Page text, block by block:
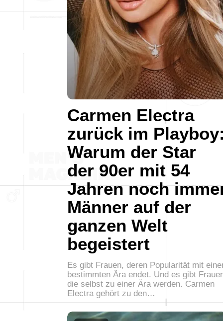
Carmen Electra
zurück im
Warum der Star
der 90er mit 54
Jahren noch
Männer auf der
ganzen Welt
begeistert
Es gibt Frauen, deren Popularität mit
bestimmten Ära endet. Und es gibt
die selbst zu einer Ära werden. Carmen
Electra gehört zu den…